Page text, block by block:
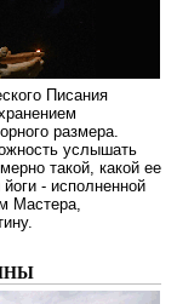
Писания
размера.
услышать
такой, какой ее
- исполненной
Мастера,